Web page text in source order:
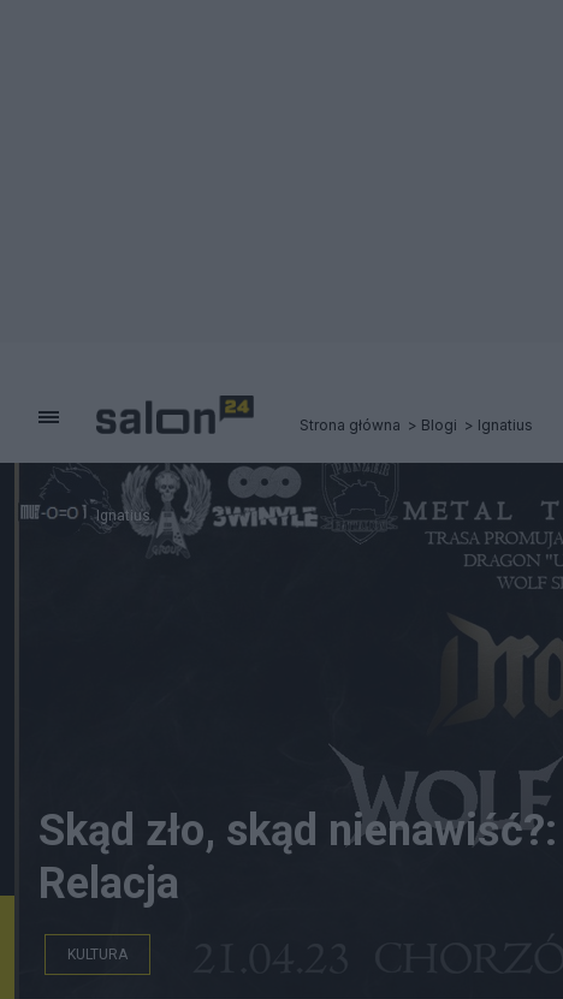
Strona główna Blogi Ignatius
Ignatius
Skąd zło, skąd
Relacja
KULTURA